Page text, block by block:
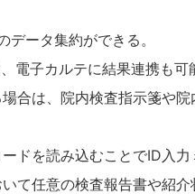
ータ集約ができる。
子カルテに結果連携も可
合は、院内検査指示箋や
を読み込むことでID入力
て任意の検査報告書や紹